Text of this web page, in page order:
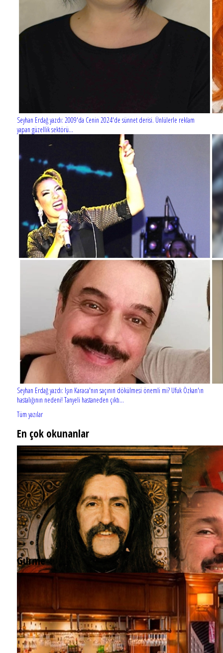
Seyhan Erdağ yazdı: 2009'da Cenin 2024'de sünnet derisi. Ünlülerle reklam
yapan güzellik sektörü...
Seyhan Erdağ yazdı: Işın Karaca'nın saçının dökülmesi önemli mi? Ufuk Özkan'ın
hastalığının nedeni! Tanyeli hastaneden çıktı...
Tüm yazılar
En çok okunanlar
Gurme
EĞLENCE HAYATINA YENİ SOLUK: Gabbro Dream Theatre